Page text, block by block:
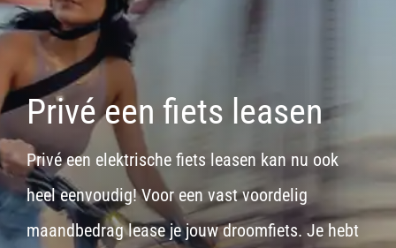
Privé een fiets leasen
Privé een elektrische fiets leasen kan nu ook
heel eenvoudig! Voor een vast voordelig
maandbedrag lease je jouw droomfiets. Je hebt